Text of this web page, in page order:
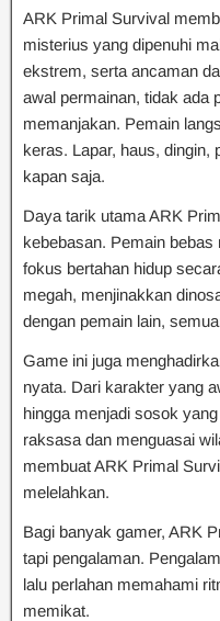
ARK Primal Survival
misterius yang dipenuhi
ekstrem, serta ancaman
awal permainan, tidak ada
memanjakan. Pemain
keras. Lapar, haus, dingin,
kapan saja.
Daya tarik utama ARK
kebebasan. Pemain
fokus bertahan hidup
megah, menjinakkan
dengan pemain lain,
Game ini juga
nyata. Dari karakter yang
hingga menjadi sosok
raksasa dan menguasai
membuat ARK Primal
melelahkan.
Bagi banyak gamer, ARK
tapi pengalaman.
lalu perlahan memahami
memikat.